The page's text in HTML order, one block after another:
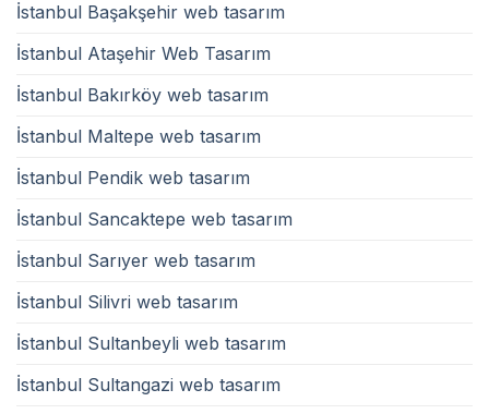
İstanbul Başakşehir web tasarım
İstanbul Ataşehir Web Tasarım
İstanbul Bakırköy web tasarım
İstanbul Maltepe web tasarım
İstanbul Pendik web tasarım
İstanbul Sancaktepe web tasarım
İstanbul Sarıyer web tasarım
İstanbul Silivri web tasarım
İstanbul Sultanbeyli web tasarım
İstanbul Sultangazi web tasarım